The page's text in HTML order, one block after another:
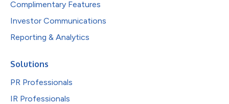
Complimentary Features
Investor Communications
Reporting & Analytics
Solutions
PR Professionals
IR Professionals